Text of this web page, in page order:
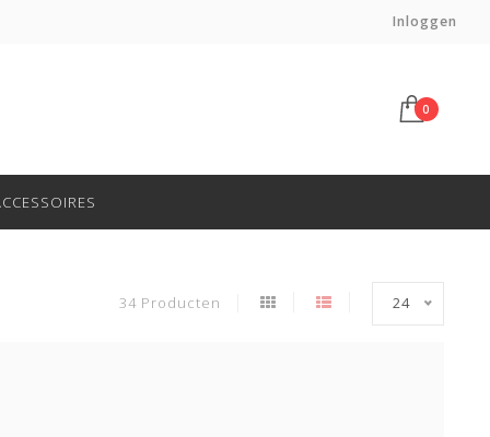
Inloggen
0
34 Producten 24